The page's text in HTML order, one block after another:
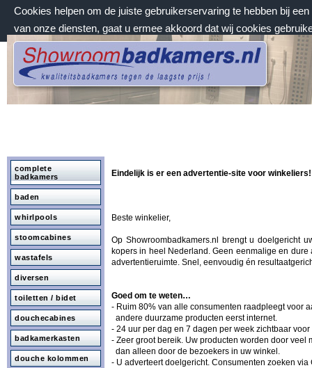
Cookies helpen om de juiste gebruikerservaring te hebben bij
van onze diensten, gaat u ermee akkoord dat wij cookies
donderdag 6 augustus 2026, 19:40 uur
Welkom bij Showroombadkamers.nl
complete
badkamers
baden
whirlpools
stoomcabines
wastafels
diversen
toiletten / bidet
douchecabines
badkamerkasten
douche kolommen
Eindelijk is er een advertentie-site voor
Beste winkelier,
Op Showroombadkamers.nl brengt u doelgericht
kopers in heel Nederland. Geen eenmalige en
advertentieruimte. Snel, eenvoudig én
Goed om te weten…
- Ruim 80% van alle consumenten raadpleegt voor
andere duurzame producten eerst internet.
- 24 uur per dag en 7 dagen per week zichtbaar
- Zeer groot bereik. Uw producten worden door
dan alleen door de bezoekers in uw winkel.
- U adverteert doelgericht. Consumenten zoeken